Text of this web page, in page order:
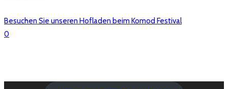
Besuchen Sie unseren Hofladen beim Komod Festival
0